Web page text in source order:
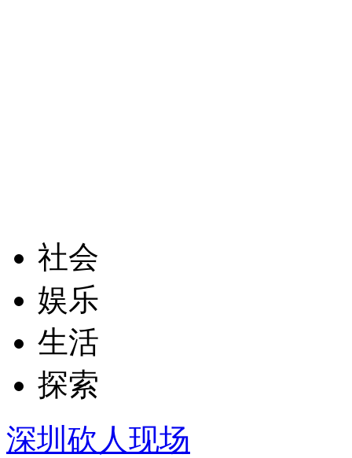
社会
娱乐
生活
探索
深圳砍人现场